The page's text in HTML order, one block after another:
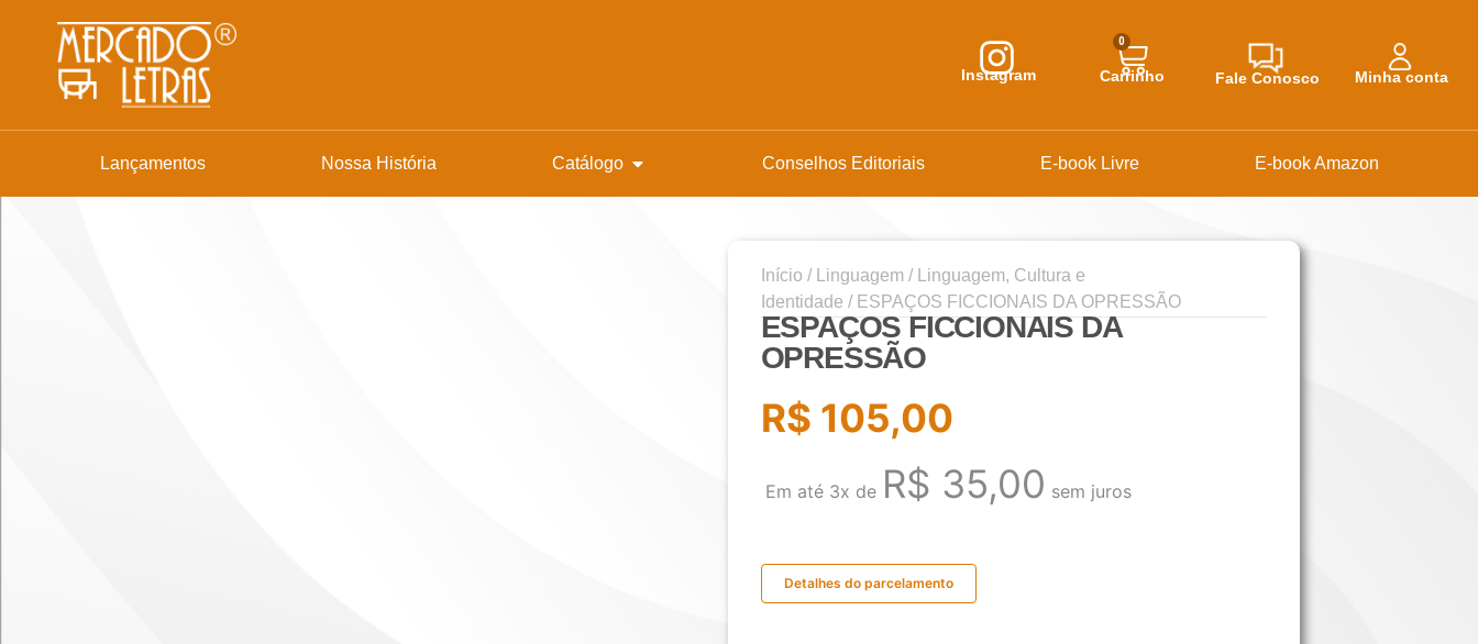
Instagram
0
Carrinho Fale Conosco Minha conta
Lançamentos Nossa História Catálogo Conselhos Editoriais E-book Livre E-book Amazon
Início / Linguagem /
Linguagem, Cultura e
Identidade / ESPAÇOS FICCIONAIS DA OPRESSÃO
ESPAÇOS FICCIONAIS DA
OPRESSÃO
R$ 105,00
Em até 3x de R$ 35,00 sem juros
Detalhes do parcelamento